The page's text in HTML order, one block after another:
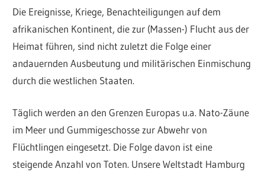
Die Ereignisse, Kriege, Benachteiligungen auf dem
afrikanischen Kontinent, die zur (Massen-) Flucht aus der
Heimat führen, sind nicht zuletzt die Folge einer
andauernden Ausbeutung und militärischen Einmischung
durch die westlichen Staaten.
Täglich werden an den Grenzen Europas u.a. Nato-Zäune
im Meer und Gummigeschosse zur Abwehr von
Flüchtlingen eingesetzt. Die Folge davon ist eine
steigende Anzahl von Toten. Unsere Weltstadt Hamburg